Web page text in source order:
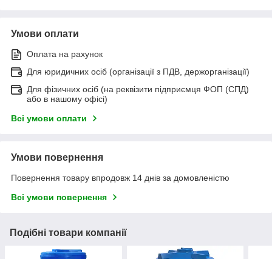
Умови оплати
Оплата на рахунок
Для юридичних осіб (організації з ПДВ, держорганізації)
Для фізичних осіб (на реквізити підприємця ФОП (СПД)
або в нашому офісі)
Всі умови оплати
Умови повернення
Повернення товару впродовж 14 днів за домовленістю
Всі умови повернення
Подібні товари компанії